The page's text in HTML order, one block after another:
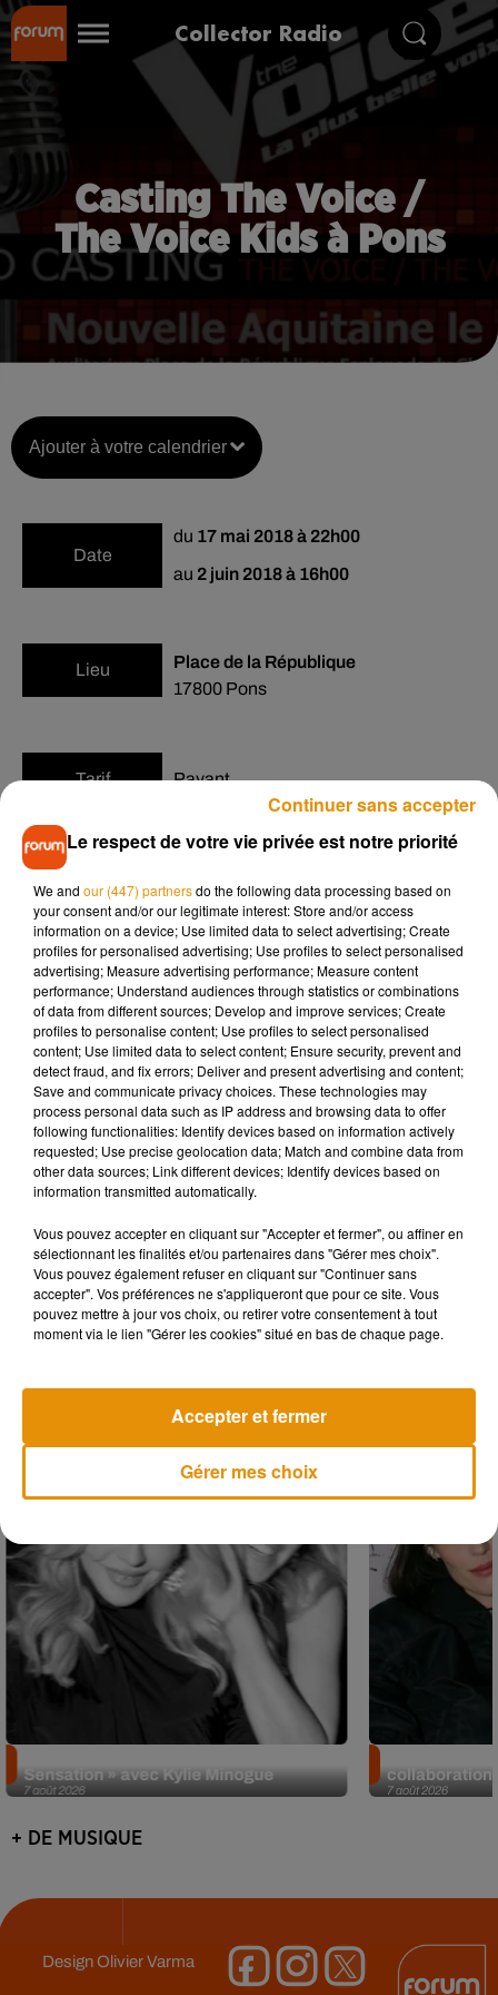
Collector Radio
Casting The Voice /
The Voice Kids à Pons
Ajouter à votre calendrier
Date
du 17 mai 2018 à 22h00
au 2 juin 2018 à 16h00
Lieu
Place de la République
17800 Pons
Tarif Payant
Événements à venir
Stars'Terre : le nouveau Festi'Salon
écoresponsable à découvrir en...
Stars'Terre :
Musique
7 août 2026
Sensation » avec Kylie Minogue
7 août 2026
collaboration
+ DE MUSIQUE
DesignOlivier Varma
Le respect de votre vie privée est notre priorité
We and our (447) partnersdo the following data processing based on
your consent and/or our legitimate interest: Store and/or access
information on a device; Use limited data to select advertising; Create
profiles for personalised advertising; Use profiles to select personalised
advertising; Measure advertising performance; Measure content
performance; Understand audiences through statistics or combinations
of data from different sources; Develop and improve services; Create
profiles to personalise content; Use profiles to select personalised
content; Use limited data to select content; Ensure security, prevent and
detect fraud, and fix errors; Deliver and present advertising and content;
Save and communicate privacy choices. These technologies may
process personal data such as IP address and browsing data to offer
following functionalities: Identify devices based on information actively
requested; Use precise geolocation data; Match and combine data from
other data sources; Link different devices; Identify devices based on
information transmitted automatically.
Vous pouvez accepter en cliquant sur "Accepter et fermer", ou affiner en
sélectionnant les finalités et/ou partenaires dans "Gérer mes choix".
Vous pouvez également refuser en cliquant sur "Continuer sans
accepter". Vos préférences ne s'appliqueront que pour ce site. Vous
pouvez mettre à jour vos choix, ou retirer votre consentement à tout
moment via le lien "Gérer les cookies" situé en bas de chaque page.
Gérer mes choix
Accepter et fermer
Continuer sans accepter